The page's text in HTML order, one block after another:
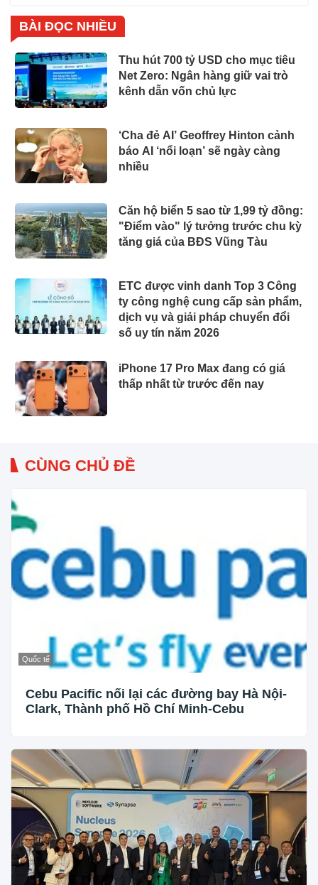
BÀI ĐỌC NHIỀU
Thu hút 700 tỷ USD cho mục tiêu
Net Zero: Ngân hàng giữ vai trò
kênh dẫn vốn chủ lực
‘Cha đẻ AI’ Geoffrey Hinton cảnh
báo AI ‘nổi loạn’ sẽ ngày càng
nhiều
Căn hộ biển 5 sao từ 1,99 tỷ đồng:
"Điểm vào" lý tưởng trước chu kỳ
tăng giá của BĐS Vũng Tàu
ETC được vinh danh Top 3 Công
ty công nghệ cung cấp sản phẩm,
dịch vụ và giải pháp chuyển đổi
số uy tín năm 2026
iPhone 17 Pro Max đang có giá
thấp nhất từ trước đến nay
CÙNG CHỦ ĐỀ
Quốc tế
Cebu Pacific nối lại các đường bay Hà Nội-
Clark, Thành phố Hồ Chí Minh-Cebu